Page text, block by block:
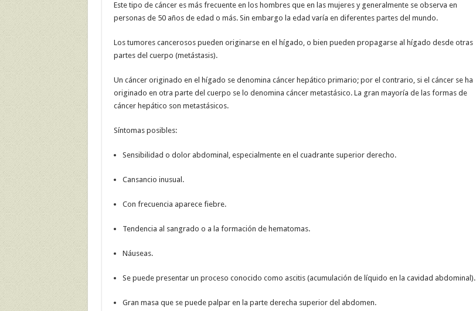
Este tipo de cáncer es más frecuente en los hombres que en las mujeres y generalmente se observa en
personas de 50 años de edad o más. Sin embargo la edad varía en diferentes partes del mundo.
Los tumores cancerosos pueden originarse en el hígado, o bien pueden propagarse al hígado desde otras
partes del cuerpo (metástasis).
Un cáncer originado en el hígado se denomina cáncer hepático primario; por el contrario, si el cáncer se ha
originado en otra parte del cuerpo se lo denomina cáncer metastásico. La gran mayoría de las formas de
cáncer hepático son metastásicos.
Síntomas posibles:
Sensibilidad o dolor abdominal, especialmente en el cuadrante superior derecho.
Cansancio inusual.
Con frecuencia aparece fiebre.
Tendencia al sangrado o a la formación de hematomas.
Náuseas.
Se puede presentar un proceso conocido como ascitis (acumulación de líquido en la cavidad abdominal).
Gran masa que se puede palpar en la parte derecha superior del abdomen.